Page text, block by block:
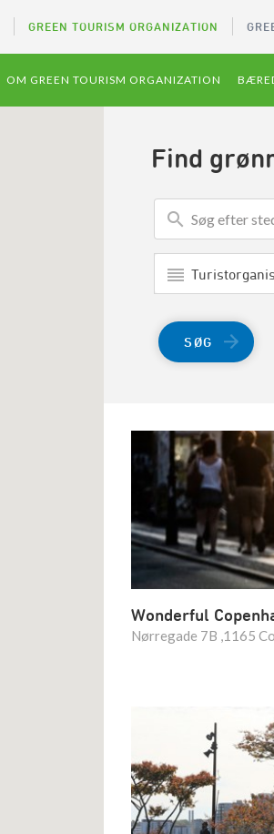
GREEN TOURISM ORGANIZATION
OM GREEN TOURISM ORGANIZATION
Find
SØG
Wonderful
Nørregade 7B ,1165